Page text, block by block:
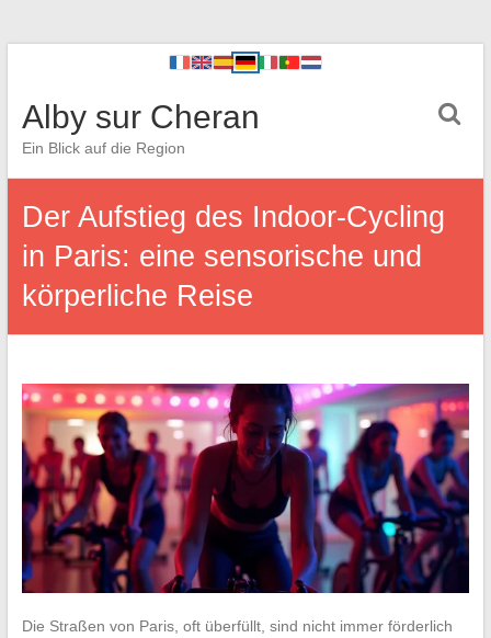
Alby sur Cheran
Ein Blick auf die Region
Der Aufstieg des Indoor-Cycling
in Paris: eine sensorische und
körperliche Reise
Die Straßen von Paris, oft überfüllt, sind nicht immer förderlich